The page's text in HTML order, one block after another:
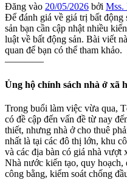
Đăng vào 20/05/2026 bởi Mss.
Để đánh giá về giá trị bất động
sản bạn cần cập nhật nhiều
luật về bất động sản. Bài viết
quan để bạn có thể tham khảo.
————
Ủng hộ chính sách nhà ở xã
Trong buổi làm việc vừa qua,
có đề cập đến vấn đề từ nay
thiết, nhưng nhà ở cho thuê
nhất là tại các đô thị lớn, khu
và các địa bàn có giá nhà vượt
Nhà nước kiến tạo, quy hoạch,
công bằng, kiểm soát chống